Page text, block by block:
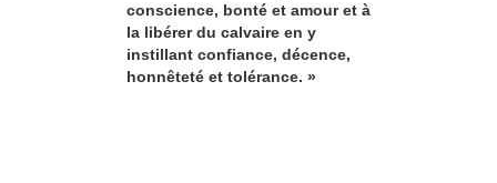
conscience, bonté et amour et à
la libérer du calvaire en y
instillant confiance, décence,
honnêteté et tolérance. »